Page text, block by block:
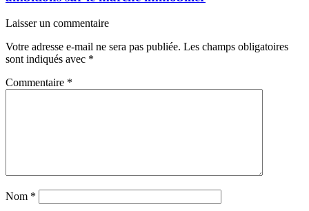
Laisser un commentaire
Votre adresse e-mail ne sera pas publiée. Les champs obligatoires
sont indiqués avec *
Commentaire *
Nom *